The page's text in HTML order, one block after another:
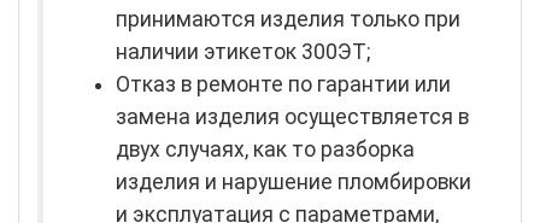
принимаются изделия только при
наличии этикеток 300ЭТ;
Отказ в ремонте по гарантии или
замена изделия осуществляется в
двух случаях, как то разборка
изделия и нарушение пломбировки
и эксплуатация с параметрами,